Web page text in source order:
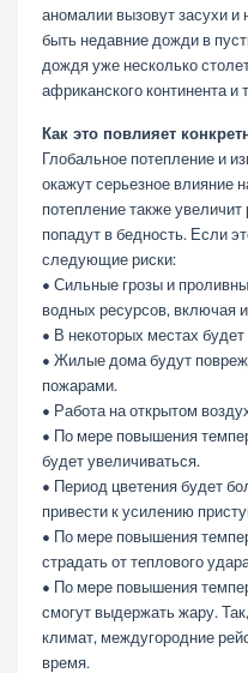
аномалии вызовут засухи
быть недавние дожди в
дождя уже несколько
африканского континента и
Как это повлияет
Глобальное потепление и
окажут серьезное влияние
потепление также
попадут в бедность. Если
следующие риски:
• Сильные грозы и
водных ресурсов, включая
• В некоторых местах
• Жилые дома будут
пожарами.
• Работа на открытом
• По мере повышения
будет увеличиваться.
• Период цветения будет
привести к усилению
• По мере повышения
страдать от теплового
• По мере повышения
смогут выдержать жару.
климат, междугородние
время.